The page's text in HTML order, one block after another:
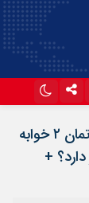
لیست قیمت خرید مسکن در پرند / خرید آپارتمان ۲ خوابه
+